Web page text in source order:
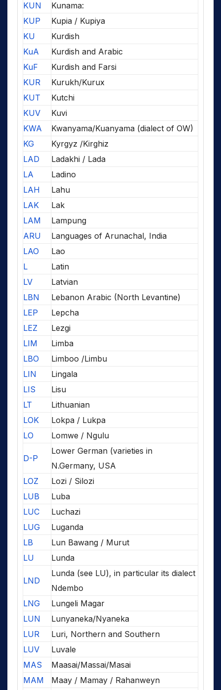
KUN
Kunama:
KUP
Kupia / Kupiya
KU
Kurdish
KuA
Kurdish and Arabic
KuF
Kurdish and Farsi
KUR
Kurukh/Kurux
KUT
Kutchi
KUV
Kuvi
KWA
Kwanyama/Kuanyama (dialect of OW)
KG
Kyrgyz /Kirghiz
LAD
Ladakhi / Lada
LA
Ladino
LAH
Lahu
LAK
Lak
LAM
Lampung
ARU
Languages of Arunachal, India
LAO
Lao
L
Latin
LV
Latvian
LBN
Lebanon Arabic (North Levantine)
LEP
Lepcha
LEZ
Lezgi
LIM
Limba
LBO
Limboo /Limbu
LIN
Lingala
LIS
Lisu
LT
Lithuanian
LOK
Lokpa / Lukpa
LO
Lomwe / Ngulu
D-P
Lower German (varieties in
N.Germany, USA
LOZ
Lozi / Silozi
LUB
Luba
LUC
Luchazi
LUG
Luganda
LB
Lun Bawang / Murut
LU
Lunda
LND
Lunda (see LU), in particular its dialect
Ndembo
LNG
Lungeli Magar
LUN
Lunyaneka/Nyaneka
LUR
Luri, Northern and Southern
LUV
Luvale
MAS
Maasai/Massai/Masai
MAM
Maay / Mamay / Rahanweyn